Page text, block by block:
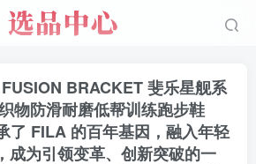
FUSION BRACKET 斐乐星舰系
物防滑耐磨低帮训练跑步鞋
了 FILA 的百年基因，融入年轻
成为引领变革、创新突破的一